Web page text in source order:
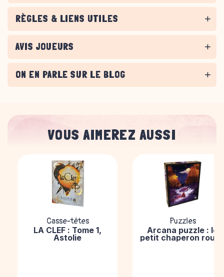
RÈGLES & LIENS UTILES
AVIS JOUEURS
ON EN PARLE SUR LE BLOG
VOUS AIMEREZ AUSSI
Casse-têtes
LA CLEF : Tome 1,
Astolie
Puzzles
Arcana puzzle : le
petit chaperon